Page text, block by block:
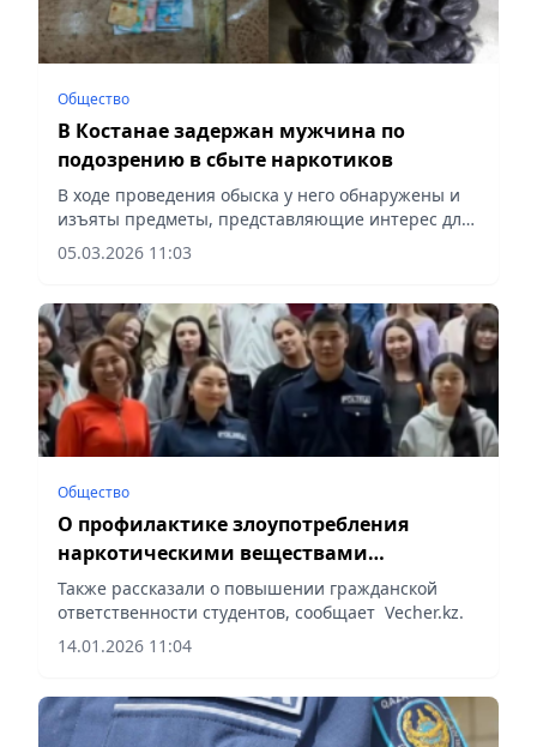
Общество
В Костанае задержан мужчина по
подозрению в сбыте наркотиков
В ходе проведения обыска у него обнаружены и
изъяты предметы, представляющие интерес для
следствия, сообщает Vecher.kz.
05.03.2026 11:03
Общество
О профилактике злоупотребления
наркотическими веществами
проинформировали студентов в Алматы
Также рассказали о повышении гражданской
ответственности студентов, сообщает Vecher.kz.
14.01.2026 11:04